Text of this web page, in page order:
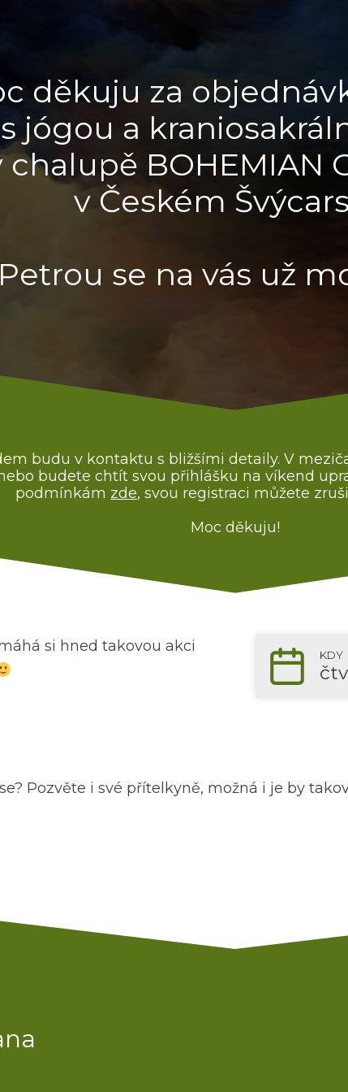
děkuju za
s jógou a
chalupě BOHEMIAN
v Českém
se na vás už
budu v kontaktu s bližšími detaily. V
budete chtít svou přihlášku na víkend
podmínkám zde, svou registraci můžete
Moc děkuju!
si hned takovou akci
KDY
Pozvěte i své přítelkyně, možná i je by